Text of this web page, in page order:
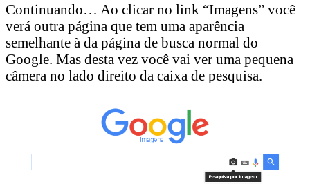
Continuando… Ao clicar no link “Imagens” você
verá outra página que tem uma aparência
semelhante à da página de busca normal do
Google. Mas desta vez você vai ver uma pequena
câmera no lado direito da caixa de pesquisa.